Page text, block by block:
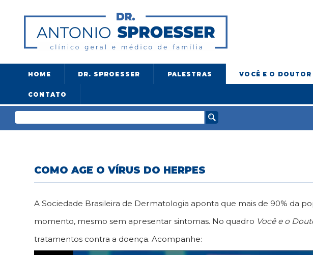
HOME DR. SPROESSER PALESTRAS VOCÊ E O DOUTOR
CONTATO
COMO AGE O VÍRUS DO HERPES
A Sociedade Brasileira de Dermatologia aponta que mais de 90% da
momento, mesmo sem apresentar sintomas. No quadro Você e o
tratamentos contra a doença. Acompanhe: